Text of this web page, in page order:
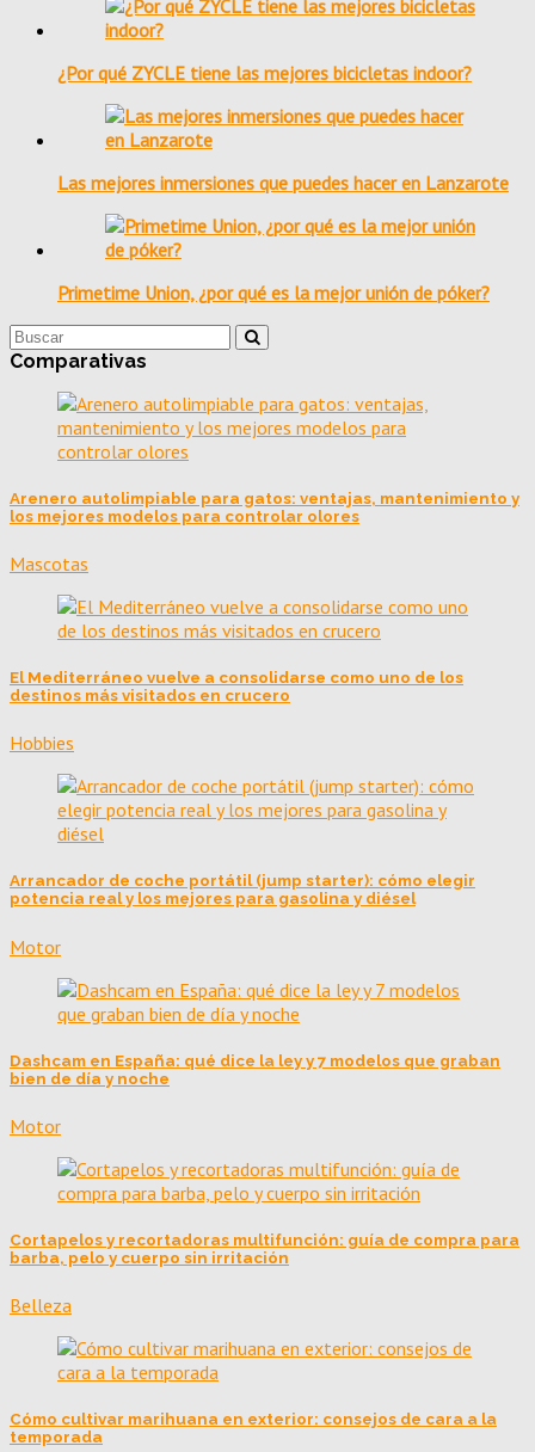
¿Por qué ZYCLE tiene las mejores bicicletas indoor?
Las mejores inmersiones que puedes hacer en Lanzarote
Primetime Union, ¿por qué es la mejor unión de póker?
Comparativas
Arenero autolimpiable para gatos: ventajas, mantenimiento y
los mejores modelos para controlar olores
Mascotas
El Mediterráneo vuelve a consolidarse como uno de los
destinos más visitados en crucero
Hobbies
Arrancador de coche portátil (jump starter): cómo elegir
potencia real y los mejores para gasolina y diésel
Motor
Dashcam en España: qué dice la ley y 7 modelos que graban
bien de día y noche
Motor
Cortapelos y recortadoras multifunción: guía de compra para
barba, pelo y cuerpo sin irritación
Belleza
Cómo cultivar marihuana en exterior: consejos de cara a la
temporada